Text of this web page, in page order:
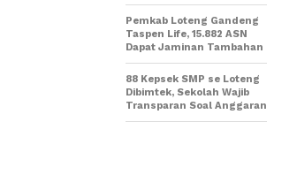
Pemkab Loteng Gandeng
Taspen Life, 15.882 ASN
Dapat Jaminan Tambahan
88 Kepsek SMP se Loteng
Dibimtek, Sekolah Wajib
Transparan Soal Anggaran